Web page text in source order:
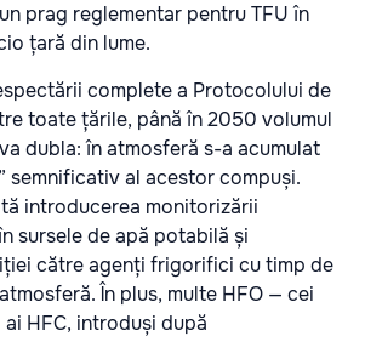
prag reglementar pentru TFU în
țară din lume.
complete a Protocolului de
toate țările, până în 2050 volumul
dubla: în atmosferă s-a acumulat
semnificativ al acestor compuși.
introducerea monitorizării
sursele de apă potabilă și
către agenți frigorifici cu timp de
În plus, multe HFO — cei
HFC, introduși după